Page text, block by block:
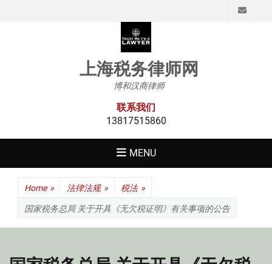
上海税务律师网
博和汉商律师
联系我们
13817515860
MENU
Home » 法律法规 » 税法 »
国家税务总局 关于开具《无欠税证明》有关事项的公告